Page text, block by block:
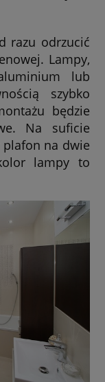
razu odrzucić
Lampy,
lub
szybko
będzie
Na suficie
plafon na dwie
lampy to